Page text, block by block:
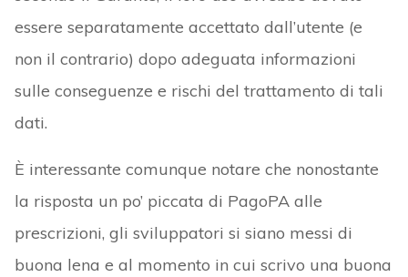
essere separatamente accettato dall’utente (e
non il contrario) dopo adeguata informazioni
sulle conseguenze e rischi del trattamento di tali
dati.
È interessante comunque notare che nonostante
la risposta un po’ piccata di PagoPA alle
prescrizioni, gli sviluppatori si siano messi di
buona lena e al momento in cui scrivo una buona